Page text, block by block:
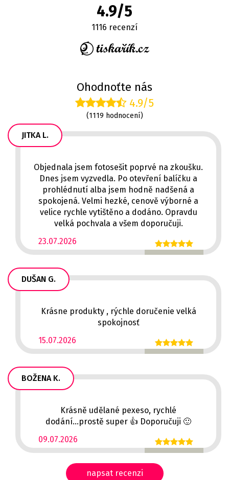
4.9/5
1116 recenzí
Ohodnoťte nás
4.9/5
(1119 hodnocení)
JITKA L.
23.07.2026
Objednala jsem fotosešit poprvé na zkoušku.
Dnes jsem vyzvedla. Po otevření balíčku a
prohlédnutí alba jsem hodně nadšená a
spokojená. Velmi hezké, cenově výborné a
velice rychle vytištěno a dodáno. Opravdu
velká pochvala a všem doporučuji.
DUŠAN G.
15.07.2026
Krásne produkty , rýchle doručenie velká
spokojnosť
BOŽENA K.
09.07.2026
Krásně udělané pexeso, rychlé
dodání...prostě super 👍 Doporučuji 🙂
napsat recenzi